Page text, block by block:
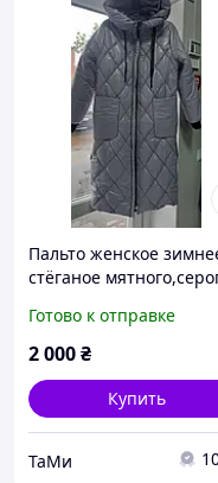
Пальто женское
стёганое
-54р
Готово к отправке
2 000₴
Купить
ТаМи